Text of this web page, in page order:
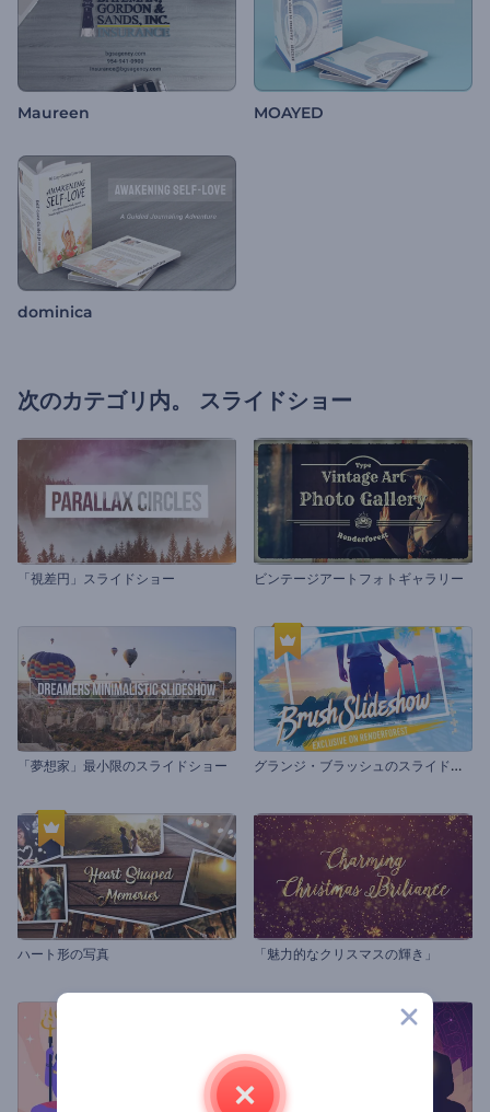
Maureen MOAYED
dominica
次のカテゴリ内。 スライドショー
「視差円」スライドショー ビンテージアートフォトギャラリー
「夢想家」最小限のスライドショー グ
ランジ・ブラッシュのスライドショー
ハート形の写真 「魅力的なクリスマスの輝き」